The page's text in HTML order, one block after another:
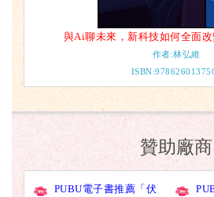
與Ai聊未來，新科技如何全面
作者:林弘維
贊助廠商
PUBU電子書推薦「伏